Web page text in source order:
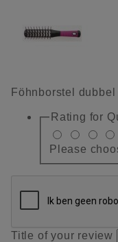
Föhnborstel
Rating for
Please
Title of your review